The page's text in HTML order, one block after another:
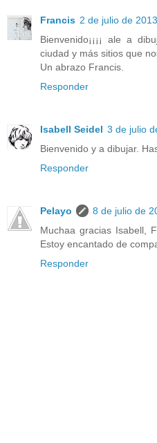
Francis 2 de julio de
Bienvenido¡¡¡¡ ale a
ciudad y más sitios que
Un abrazo Francis.
Responder
Isabell Seidel 3 de julio
Bienvenido y a dibujar.
Responder
Pelayo
8 de julio de
Muchaa gracias Isabell,
Estoy encantado de
Responder